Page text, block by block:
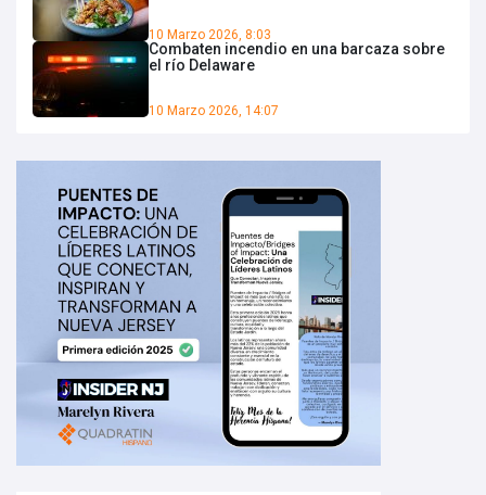
10 Marzo 2026, 8:03
Combaten incendio en una barcaza sobre
el río Delaware
10 Marzo 2026, 14:07